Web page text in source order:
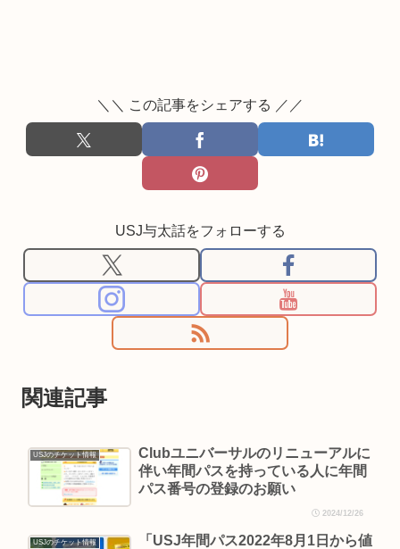
＼＼ この記事をシェアする ／／
USJ与太話をフォローする
関連記事
USJのチケット情報
Clubユニバーサルのリニューアルに
伴い年間パスを持っている人に年間
パス番号の登録のお願い
2024/12/26
USJのチケット情報
「USJ年間パス2022年8月1日から値